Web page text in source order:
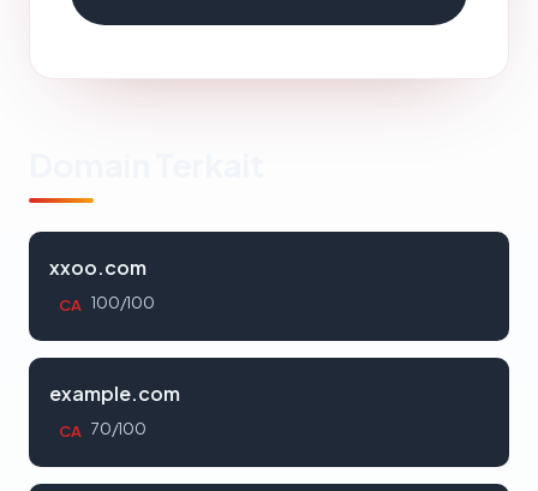
xxoo.com
CA 100/100
example.com
CA 70/100